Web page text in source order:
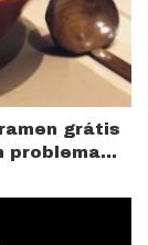
grátis
problema…